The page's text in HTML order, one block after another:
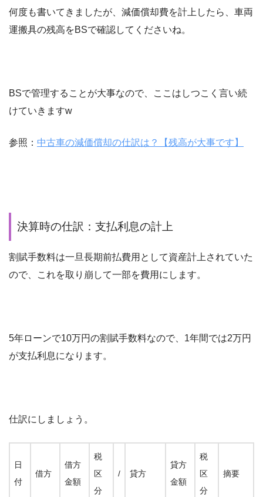
何度も書いてきましたが、減価償却費を計上したら、車両
運搬具の残高をBSで確認してくださいね。
BSで管理することが大事なので、ここはしつこく言い続
けていきますw
参照： 中古車の減価償却の仕訳は？【残高が大事です】
決算時の仕訳：支払利息の計上
割賦手数料は一旦長期前払費用として資産計上されていた
ので、これを取り崩して一部を費用にします。
5年ローンで10万円の割賦手数料なので、1年間では2万円
が支払利息になります。
仕訳にしましょう。
日
付
借方
借方
金額
税
区
分
/ 貸方
貸方
金額
税
区
分
摘要